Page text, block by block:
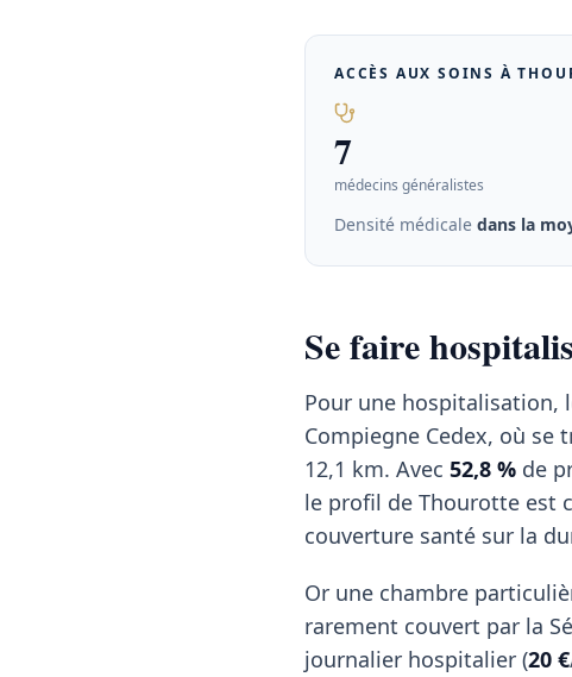
ACCÈS AUX SOINS À
7
médecins généralistes
Densité médicale dans la
Se faire
Pour une hospitalisation,
Compiegne Cedex, où se
12,1 km. Avec 52,8 % de
le profil de Thourotte est
couverture santé sur la
Or une chambre
rarement couvert par la
journalier hospitalier (20 €